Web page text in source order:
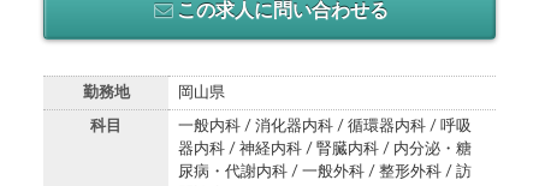
この求人に問い合わせる
勤務地 岡山県
科目
一般内科 / 消化器内科 / 循環器内科 / 呼吸
器内科 / 神経内科 / 腎臓内科 / 内分泌・糖
尿病・代謝内科 / 一般外科 / 整形外科 / 訪